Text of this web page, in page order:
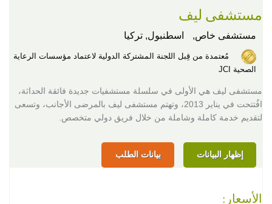
مستشفى ليف
مستشفى خاص, اسطنبول, تركيا
مُعتمدة من قِبل اللجنة المشتركة الدولية لاعتماد مؤسسات الرعاية
الصحية JCI
مستشفى ليف هي الأولى في سلسلة مستشفيات جديدة فائقة الحداثة،
افُتتحت في يناير 2013، وتهتم مستشفى ليف بالمرضى الأجانب، وتسعى
لتقديم خدمة كاملة وشاملة من خلال فريق دولي متخصص.
إظهار البيانات بيانات الطلب
الأسعار: